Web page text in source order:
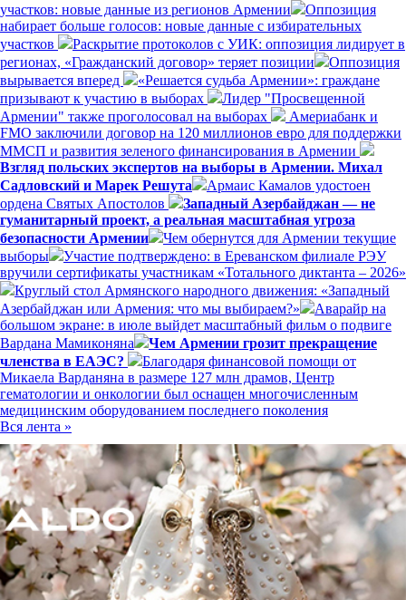
участков: новые данные из регионов Армении
Оппозиция
набирает больше голосов: новые данные с избирательных
участков
Раскрытие протоколов с УИК: оппозиция лидирует в
регионах, «Гражданский договор» теряет позиции
Оппозиция
вырывается вперед
«Решается судьба Армении»: граждане
призывают к участию в выборах
Лидер "Просвещенной
Армении" также проголосовал на выборах
Америабанк и
FMO заключили договор на 120 миллионов евро для поддержки
ММСП и развития зеленого финансирования в Армении
Взгляд польских экспертов на выборы в Армении. Михал
Садловский и Марек Решута
Армаис Камалов удостоен
ордена Святых Апостолов
Западный Азербайджан — не
гуманитарный проект, а реальная масштабная угроза
безопасности Армении
Чем обернутся для Армении текущие
выборы
Участие подтверждено: в Ереванском филиале РЭУ
вручили сертификаты участникам «Тотального диктанта – 2026»
Круглый стол Армянского народного движения: «Западный
Азербайджан или Армения: что мы выбираем?»
Аварайр на
большом экране: в июле выйдет масштабный фильм о подвиге
Вардана Мамиконяна
Чем Армении грозит прекращение
членства в ЕАЭС?
Благодаря финансовой помощи от
Микаела Варданяна в размере 127 млн драмов, Центр
гематологии и онкологии был оснащен многочисленным
медицинским оборудованием последнего поколения
Вся лента »